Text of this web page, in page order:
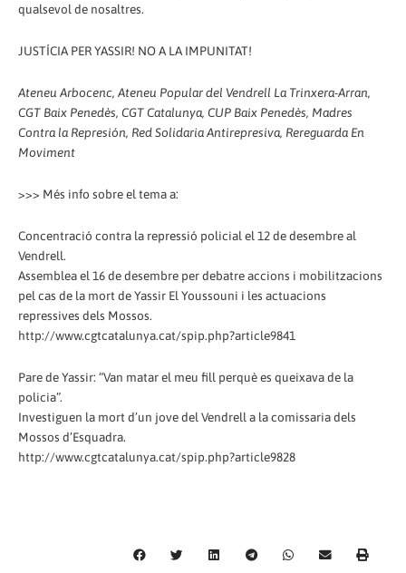
qualsevol de nosaltres.
JUSTÍCIA PER YASSIR! NO A LA IMPUNITAT!
Ateneu Arbocenc, Ateneu Popular del Vendrell La Trinxera-Arran,
CGT Baix Penedès, CGT Catalunya, CUP Baix Penedès, Madres
Contra la Represión, Red Solidaria Antirepresiva, Rereguarda En
Moviment
>>> Més info sobre el tema a:
Concentració contra la repressió policial el 12 de desembre al
Vendrell.
Assemblea el 16 de desembre per debatre accions i mobilitzacions
pel cas de la mort de Yassir El Youssouni i les actuacions
repressives dels Mossos.
http://www.cgtcatalunya.cat/spip.php?article9841
Pare de Yassir: “Van matar el meu fill perquè es queixava de la
policia”.
Investiguen la mort d’un jove del Vendrell a la comissaria dels
Mossos d’Esquadra.
http://www.cgtcatalunya.cat/spip.php?article9828